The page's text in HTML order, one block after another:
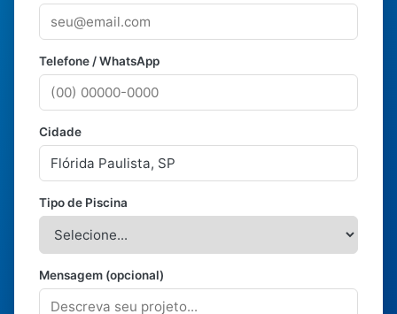
Telefone / WhatsApp
Cidade
Tipo de Piscina
Mensagem (opcional)